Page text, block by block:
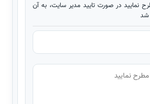
نمایید در صورت تایید مدیر سایت، به آن
شد